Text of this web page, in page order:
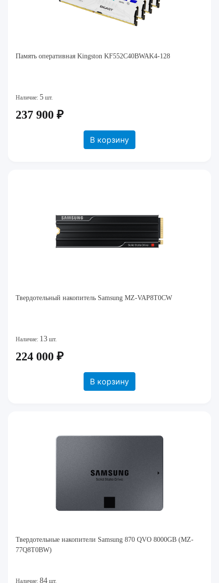
Память оперативная Kingston KF552C40BWAK4-128
Наличие: 5 шт.
237 900 ₽
В корзину
Твердотельный накопитель Samsung MZ-VAP8T0CW
Наличие: 13 шт.
224 000 ₽
В корзину
Твердотельные накопители Samsung 870 QVO 8000GB (MZ-
77Q8T0BW)
Наличие: 84 шт.